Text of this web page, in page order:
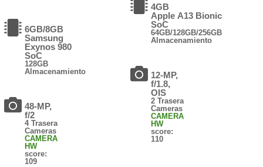
6GB/8GB
Samsung
Exynos 980
SoC
128GB
Almacenamiento
48-MP,
f/2
4 Trasera
Cameras
CAMERA
HW
score:
109
4GB
Apple A13 Bionic
SoC
64GB/128GB/256GB
Almacenamiento
12-MP,
f/1.8,
OIS
2 Trasera
Cameras
CAMERA
HW
score:
110